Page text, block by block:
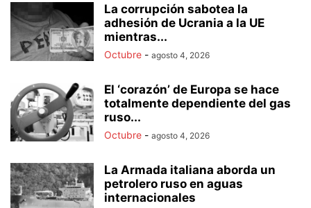
La corrupción sabotea la
adhesión de Ucrania a la UE
mientras...
Octubre - agosto 4, 2026
El ‘corazón’ de Europa se hace
totalmente dependiente del gas
ruso...
Octubre - agosto 4, 2026
La Armada italiana aborda un
petrolero ruso en aguas
internacionales